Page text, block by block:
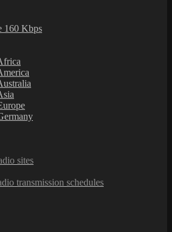
160 Kbps
sites
transmission schedules